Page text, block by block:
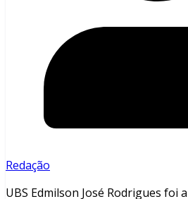
Redação
UBS Edmilson José Rodrigues foi